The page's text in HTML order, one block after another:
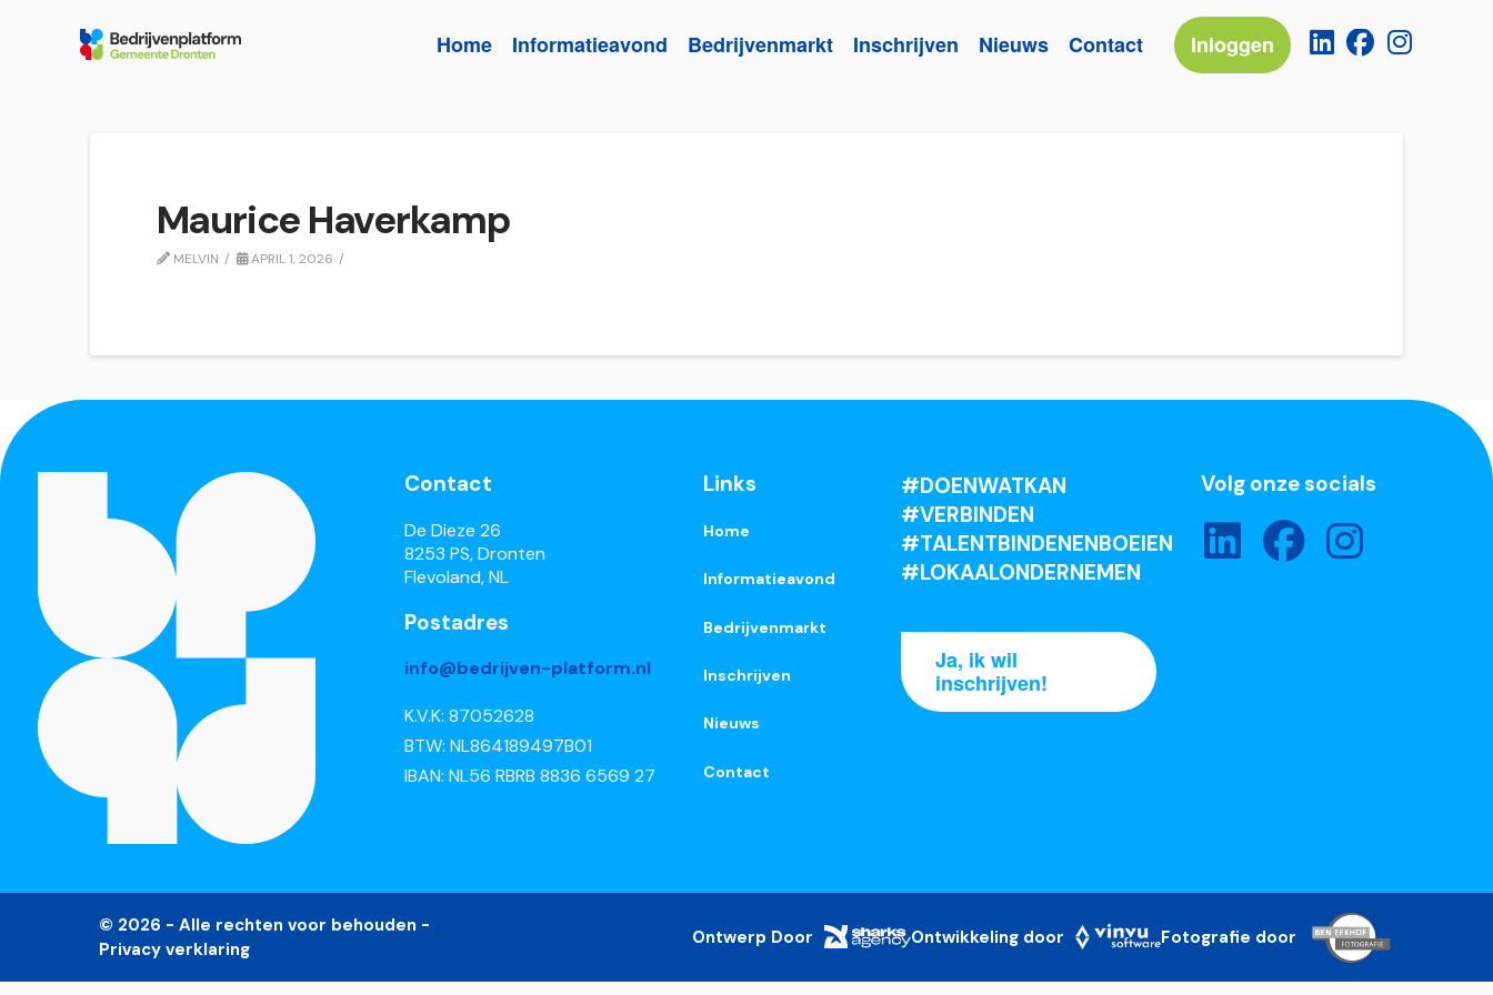
Home Informatieavond Bedrijvenmarkt Inschrijven Nieuws Contact Inloggen
Maurice Haverkamp
MELVIN APRIL 1, 2026
Contact
De Dieze 26
8253 PS, Dronten
Flevoland, NL
Postadres
info@bedrijven-platform.nl
K.V.K: 87052628
BTW: NL864189497B01
IBAN: NL56 RBRB 8836 6569 27
Links
Home
Informatieavond
Bedrijvenmarkt
Inschrijven
Nieuws
Contact
#DOENWATKAN
#VERBINDEN
#TALENTBINDENENBOEIEN
#LOKAALONDERNEMEN
Ja, ik wil
inschrijven!
Volg onze socials
© 2026 - Alle rechten voor behouden -
Privacy verklaring
Ontwerp Door Ontwikkeling door Fotografie door